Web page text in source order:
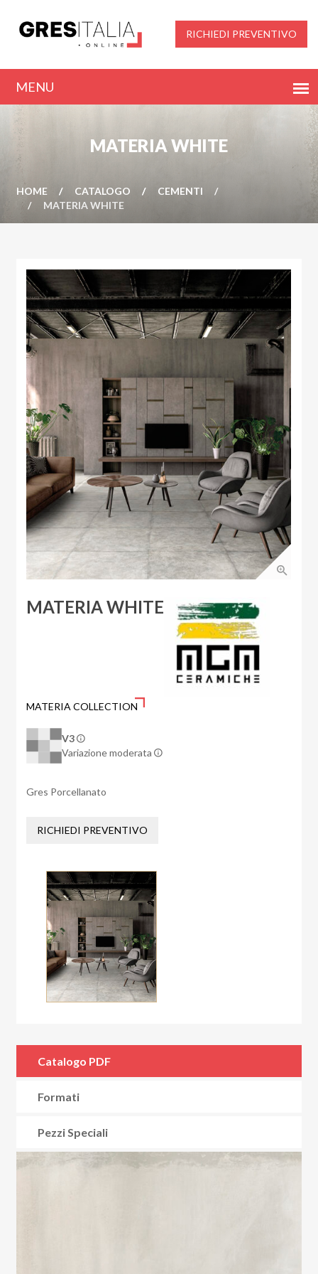
RICHIEDI PREVENTIVO
MATERIA WHITE
HOME CATALOGO
CEMENTI
MATERIA WHITE
MATERIA WHITE
MATERIA COLLECTION
V3
Variazione moderata
Gres Porcellanato
RICHIEDI PREVENTIVO
Catalogo PDF
Formati
Pezzi Speciali